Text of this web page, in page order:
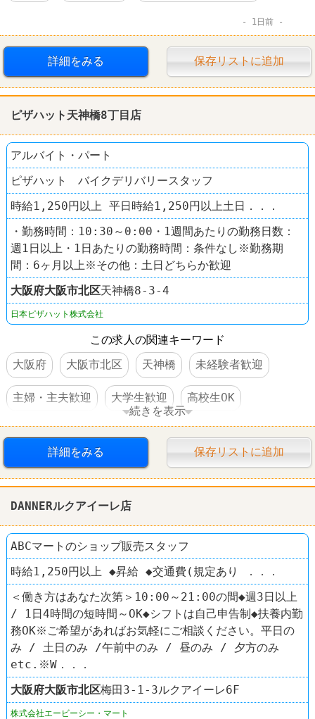
1日前
詳細をみる 保存リストに追加
ピザハット天神橋8丁目店
アルバイト・パート
ピザハット バイクデリバリースタッフ
時給1,250円以上 平日時給1,250円以上土日．．．
・勤務時間：10:30～0:00・1週間あたりの勤務日数：
週1日以上・1日あたりの勤務時間：条件なし※勤務期
間：6ヶ月以上※その他：土日どちらか歓迎
大阪府大阪市北区天神橋8-3-4
日本ピザハット株式会社
この求人の関連キーワード
大阪府
大阪市北区 天神橋 未経験者歓迎
主婦・主夫歓迎 大学生歓迎 高校生OK
WワークOK 高収入 日払い・週払いOK
車・バイク通勤可
ピザハット
続きを表示
詳細をみる 保存リストに追加
DANNERルクアイーレ店
ABCマートのショップ販売スタッフ
時給1,250円以上 ◆昇給 ◆交通費(規定あり ．．．
＜働き方はあなた次第＞10:00～21:00の間◆週3日以上
/ 1日4時間の短時間～OK◆シフトは自己申告制◆扶養内勤
務OK※ご希望があればお気軽にご相談ください。平日の
み / 土日のみ /午前中のみ / 昼のみ / 夕方のみ
etc.※W．．．
大阪府大阪市北区梅田3-1-3ルクアイーレ6F
株式会社エービーシー・マート